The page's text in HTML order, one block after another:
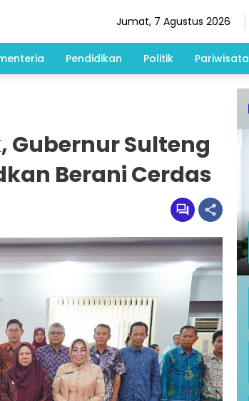
Jumat, 7 Agustus 2026
Pendidikan Politik Pariwisata
Gubernur Sulteng
Berani Cerdas